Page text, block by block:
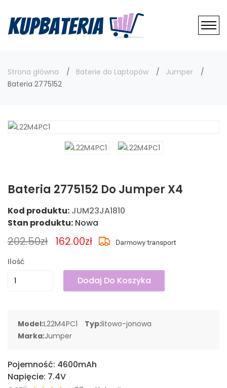
Strona główna Baterie do Laptopów
Jumper
Bateria 2775152
Bateria 2775152 Do Jumper X4
Kod produktu: JUM23JA1810
Stan produktu: Nowa
202.50zł 162.00zł
Ilość
Dodaj Do Koszyka
Model:L22M4PC1 Typ:litowo-jonowa
Marka:Jumper
Pojemność: 4600mAh
Napięcie: 7.4V